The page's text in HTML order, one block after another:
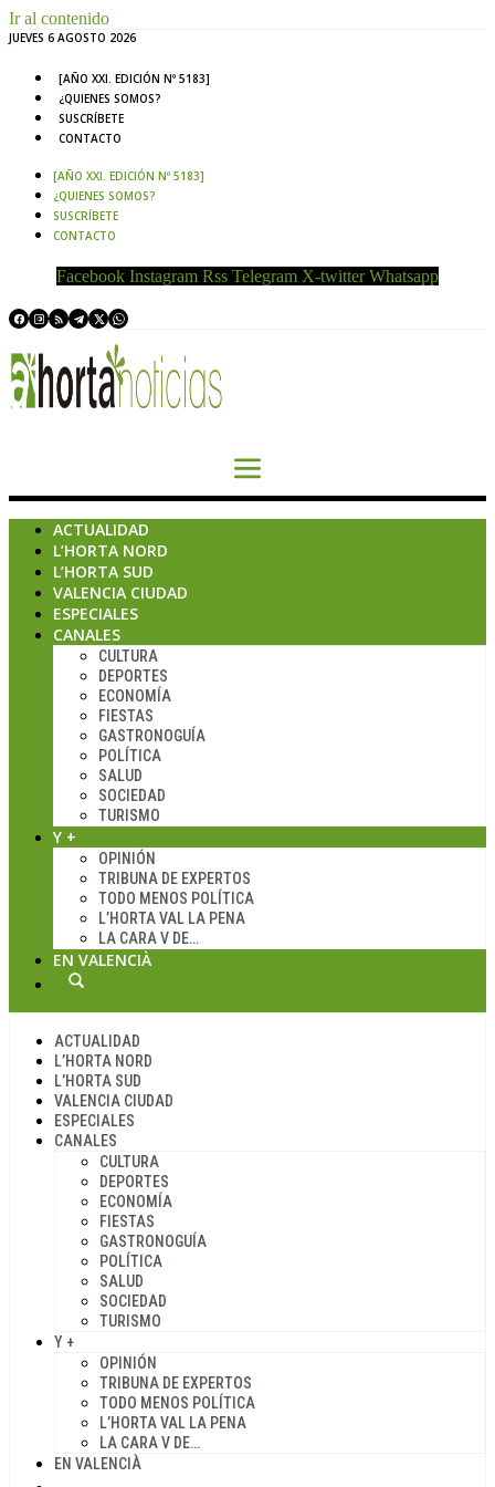
Ir al contenido
JUEVES 6 AGOSTO 2026
[AÑO XXI. EDICIÓN Nº 5183]
¿QUIENES SOMOS?
SUSCRÍBETE
CONTACTO
[AÑO XXI. EDICIÓN Nº 5183]
¿QUIENES SOMOS?
SUSCRÍBETE
CONTACTO
Facebook Instagram Rss Telegram X-twitter Whatsapp
ACTUALIDAD
L’HORTA NORD
L’HORTA SUD
VALENCIA CIUDAD
ESPECIALES
CANALES
CULTURA
DEPORTES
ECONOMÍA
FIESTAS
GASTRONOGUÍA
POLÍTICA
SALUD
SOCIEDAD
TURISMO
Y +
OPINIÓN
TRIBUNA DE EXPERTOS
TODO MENOS POLÍTICA
L’HORTA VAL LA PENA
LA CARA V DE…
EN VALENCIÀ
ACTUALIDAD
L’HORTA NORD
L’HORTA SUD
VALENCIA CIUDAD
ESPECIALES
CANALES
CULTURA
DEPORTES
ECONOMÍA
FIESTAS
GASTRONOGUÍA
POLÍTICA
SALUD
SOCIEDAD
TURISMO
Y +
OPINIÓN
TRIBUNA DE EXPERTOS
TODO MENOS POLÍTICA
L’HORTA VAL LA PENA
LA CARA V DE…
EN VALENCIÀ